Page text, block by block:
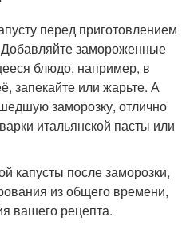
перед приготовлением
замороженные
блюдо, например, в
запекайте или жарьте. А
заморозку, отлично
итальянской пасты или
капусты после заморозки,
из общего времени,
вашего рецепта.